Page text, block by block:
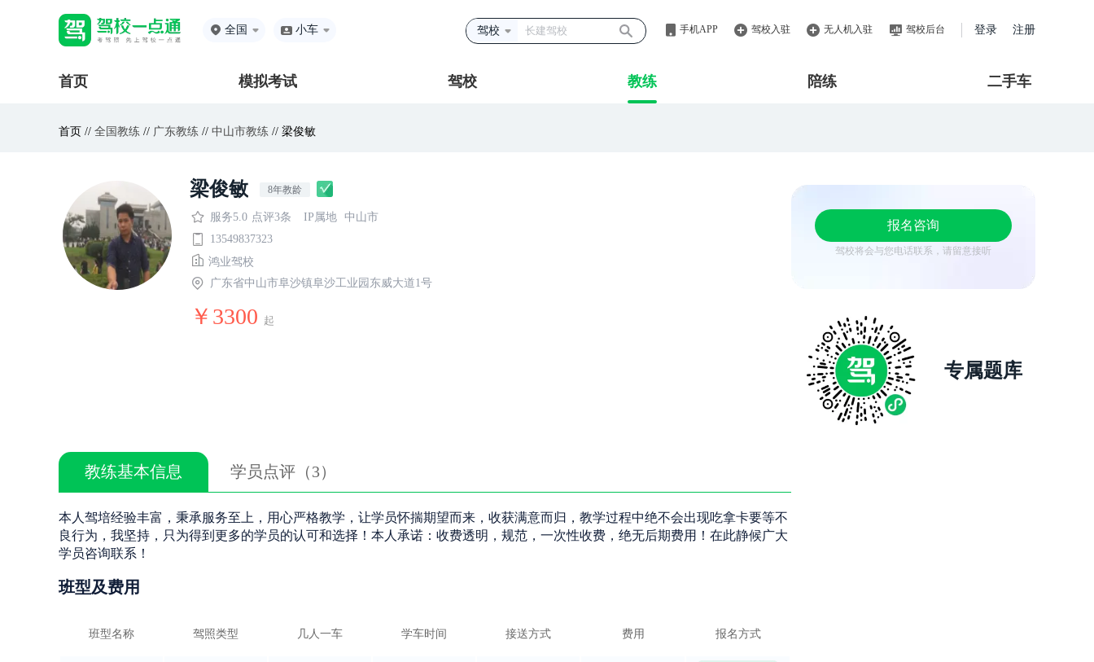
全国 小车 驾校 手机APP 驾校入驻 无人机入驻 驾校后台 登录 注册
首页 模拟考试 驾校 教练 陪练 二手车
首页 // 全国教练 // 广东教练 // 中山市教练 // 梁俊敏
梁俊敏 8年教龄
服务5.0 点评3条 IP属地 中山市
13549837323
鸿业驾校
广东省中山市阜沙镇阜沙工业园东威大道1号
￥3300 起
报名咨询
驾校将会与您电话联系，请留意接听
专属题库
教练基本信息 学员点评（3）
本人驾培经验丰富，秉承服务至上，用心严格教学，让学员怀揣期望而来，收获满意而归，教学过程中绝不会出现吃拿卡要等不
良行为，我坚持，只为得到更多的学员的认可和选择！本人承诺：收费透明，规范，一次性收费，绝无后期费用！在此静候广大
学员咨询联系！
班型及费用
班型名称 驾照类型 几人一车 学车时间 接送方式 费用 报名方式